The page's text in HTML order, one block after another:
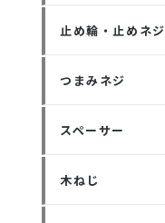
止め輪・止めネジ
つまみネジ
スペーサー
木ねじ